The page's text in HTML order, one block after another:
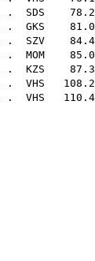
. SDS
. GKS
. SZV
. MOM
. KZS
. VHS
. VHS